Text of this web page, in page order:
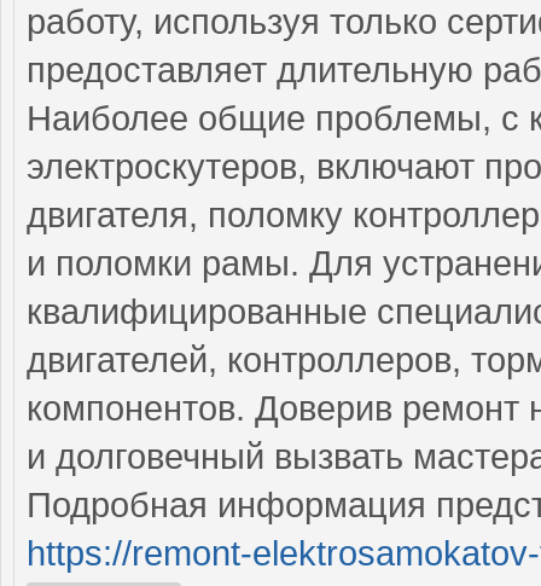
работу, используя только
предоставляет длительную
Наиболее общие проблемы, с
электроскутеров, включают
двигателя, поломку
и поломки рамы. Для
квалифицированные
двигателей, контроллеров,
компонентов. Доверив
и долговечный вызвать
Подробная информация
https://remont-